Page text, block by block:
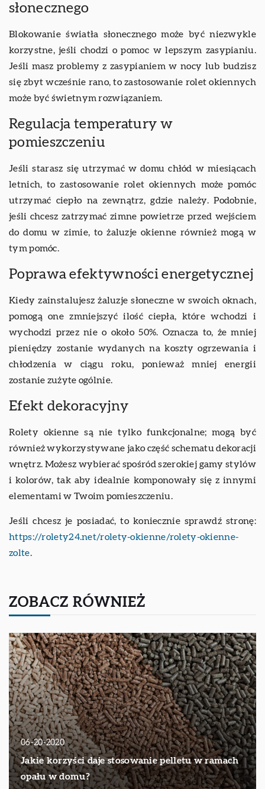
słonecznego
Blokowanie światła słonecznego może być niezwykle
korzystne, jeśli chodzi o pomoc w lepszym zasypianiu.
Jeśli masz problemy z zasypianiem w nocy lub budzisz
się zbyt wcześnie rano, to zastosowanie rolet okiennych
może być świetnym rozwiązaniem.
Regulacja temperatury w
pomieszczeniu
Jeśli starasz się utrzymać w domu chłód w miesiącach
letnich, to zastosowanie rolet okiennych może pomóc
utrzymać ciepło na zewnątrz, gdzie należy. Podobnie,
jeśli chcesz zatrzymać zimne powietrze przed wejściem
do domu w zimie, to żaluzje okienne również mogą w
tym pomóc.
Poprawa efektywności energetycznej
Kiedy zainstalujesz żaluzje słoneczne w swoich oknach,
pomogą one zmniejszyć ilość ciepła, które wchodzi i
wychodzi przez nie o około 50%. Oznacza to, że mniej
pieniędzy zostanie wydanych na koszty ogrzewania i
chłodzenia w ciągu roku, ponieważ mniej energii
zostanie zużyte ogólnie.
Efekt dekoracyjny
Rolety okienne są nie tylko funkcjonalne; mogą być
również wykorzystywane jako część schematu dekoracji
wnętrz. Możesz wybierać spośród szerokiej gamy stylów
i kolorów, tak aby idealnie komponowały się z innymi
elementami w Twoim pomieszczeniu.
Jeśli chcesz je posiadać, to koniecznie sprawdź stronę:
https://rolety24.net/rolety-okienne/rolety-okienne-
zolte.
ZOBACZ RÓWNIEŻ
06-20-2020
Jakie korzyści daje stosowanie pelletu w ramach
opału w domu?